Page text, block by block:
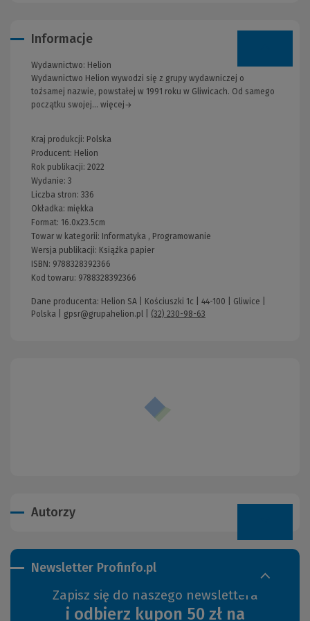
Informacje
Wydawnictwo: Helion
Wydawnictwo Helion wywodzi się z grupy wydawniczej o
tożsamej nazwie, powstałej w 1991 roku w Gliwicach. Od samego
początku swojej... więcej→
Kraj produkcji: Polska
Producent: Helion
Rok publikacji: 2022
Wydanie: 3
Liczba stron: 336
Okładka: miękka
Format: 16.0x23.5cm
Towar w kategorii: Informatyka , Programowanie
Wersja publikacji: Książka papier
ISBN: 9788328392366
Kod towaru: 9788328392366
Dane producenta: Helion SA | Kościuszki 1c | 44-100 | Gliwice |
Polska | gpsr@grupahelion.pl (32) 230-98-63
Autorzy
Newsletter Profinfo.pl
Zapisz się do naszego newslettera
i odbierz kupon 50 zł na